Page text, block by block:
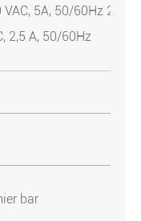
5A, 50/60Hz 200
2,5 A, 50/60Hz
bar